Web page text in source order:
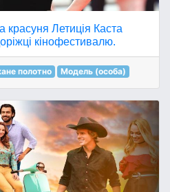
красуня Летиція Каста
кінофестивалю.
полотно Модель (особа)